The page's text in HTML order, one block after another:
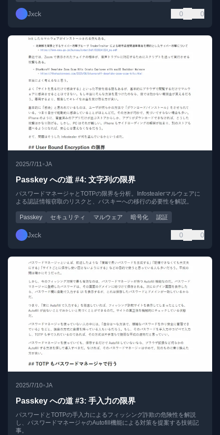
Jxck 0 0
2025/7/11•JA
Passkey への道 #4: 文字列の限界
パスワードマネージャとTOTPの限界を分析。Infostealerマルウェアに
よる認証情報窃取のリスクと、パスキーへの移行の必要性を解説。
Passkey セキュリティ マルウェア 暗号化 認証
Jxck 0 0
2025/7/10•JA
Passkey への道 #3: 手入力の限界
パスワードとTOTPの手入力によるフィッシング詐欺の危険性を解説
し、パスワードマネージャのAutofill機能による対策を提案する技術記
事。